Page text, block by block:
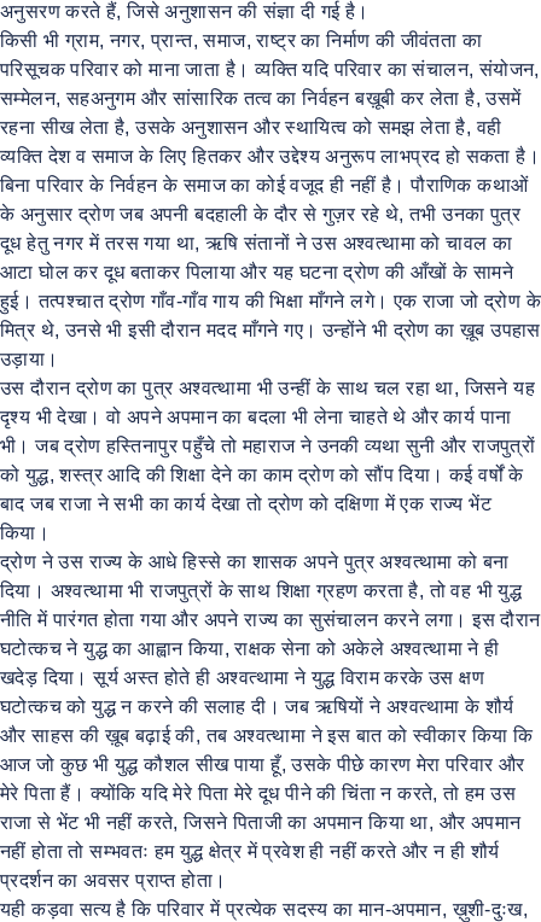
अनुसरण करते हैं, जिसे अनुशासन की संज्ञा दी गई है।
किसी भी ग्राम, नगर, प्रान्त, समाज, राष्ट्र का निर्माण की जीवंतता का
परिसूचक परिवार को माना जाता है। व्यक्ति यदि परिवार का संचालन, संयोजन,
सम्मेलन, सहअनुगम और सांसारिक तत्व का निर्वहन बख़ूबी कर लेता है, उसमें
रहना सीख लेता है, उसके अनुशासन और स्थायित्व को समझ लेता है, वही
व्यक्ति देश व समाज के लिए हितकर और उद्देश्य अनुरूप लाभप्रद हो सकता है।
बिना परिवार के निर्वहन के समाज का कोई वजूद ही नहीं है। पौराणिक कथाओं
के अनुसार द्रोण जब अपनी बदहाली के दौर से गुज़र रहे थे, तभी उनका पुत्र
दूध हेतु नगर में तरस गया था, ऋषि संतानों ने उस अश्वत्थामा को चावल का
आटा घोल कर दूध बताकर पिलाया और यह घटना द्रोण की आँखों के सामने
हुई। तत्पश्चात द्रोण गाँव-गाँव गाय की भिक्षा माँगने लगे। एक राजा जो द्रोण के
मित्र थे, उनसे भी इसी दौरान मदद माँगने गए। उन्होंने भी द्रोण का ख़ूब उपहास
उड़ाया।
उस दौरान द्रोण का पुत्र अश्वत्थामा भी उन्हीं के साथ चल रहा था, जिसने यह
दृश्य भी देखा। वो अपने अपमान का बदला भी लेना चाहते थे और कार्य पाना
भी। जब द्रोण हस्तिनापुर पहुँचे तो महाराज ने उनकी व्यथा सुनी और राजपुत्रों
को युद्ध, शस्त्र आदि की शिक्षा देने का काम द्रोण को सौंप दिया। कई वर्षों के
बाद जब राजा ने सभी का कार्य देखा तो द्रोण को दक्षिणा में एक राज्य भेंट
किया।
द्रोण ने उस राज्य के आधे हिस्से का शासक अपने पुत्र अश्वत्थामा को बना
दिया। अश्वत्थामा भी राजपुत्रों के साथ शिक्षा ग्रहण करता है, तो वह भी युद्ध
नीति में पारंगत होता गया और अपने राज्य का सुसंचालन करने लगा। इस दौरान
घटोत्कच ने युद्ध का आह्वान किया, राक्षक सेना को अकेले अश्वत्थामा ने ही
खदेड़ दिया। सूर्य अस्त होते ही अश्वत्थामा ने युद्ध विराम करके उस क्षण
घटोत्कच को युद्ध न करने की सलाह दी। जब ऋषियों ने अश्वत्थामा के शौर्य
और साहस की ख़ूब बढ़ाई की, तब अश्वत्थामा ने इस बात को स्वीकार किया कि
आज जो कुछ भी युद्ध कौशल सीख पाया हूँ, उसके पीछे कारण मेरा परिवार और
मेरे पिता हैं। क्योंकि यदि मेरे पिता मेरे दूध पीने की चिंता न करते, तो हम उस
राजा से भेंट भी नहीं करते, जिसने पिताजी का अपमान किया था, और अपमान
नहीं होता तो सम्भवतः हम युद्ध क्षेत्र में प्रवेश ही नहीं करते और न ही शौर्य
प्रदर्शन का अवसर प्राप्त होता।
यही कड़वा सत्य है कि परिवार में प्रत्येक सदस्य का मान-अपमान, ख़ुशी-दुःख,